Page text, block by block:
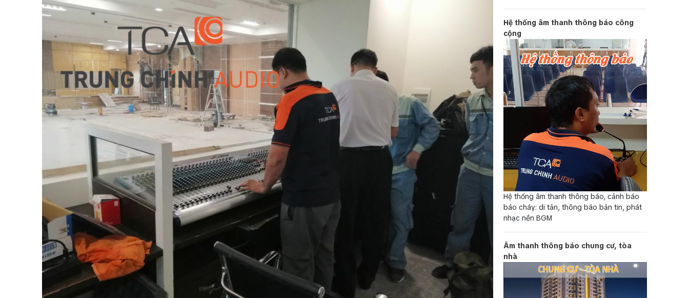
Hệ thống âm thanh thông báo công
cộng
Hệ thống âm thanh thông báo, cảnh báo
báo cháy: di tản, thông báo bản tin, phát
nhạc nền BGM
Âm thanh thông báo chung cư, tòa
nhà